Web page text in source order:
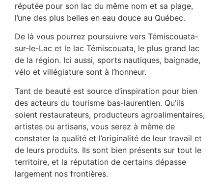
réputée pour son lac du même nom et sa plage,
l’une des plus belles en eau douce au Québec.
De là vous pourrez poursuivre vers Témiscouata-
sur-le-Lac et le lac Témiscouata, le plus grand lac
de la région. Ici aussi, sports nautiques, baignade,
vélo et villégiature sont à l’honneur.
Tant de beauté est source d’inspiration pour bien
des acteurs du tourisme bas-laurentien. Qu’ils
soient restaurateurs, producteurs agroalimentaires,
artistes ou artisans, vous serez à même de
constater la qualité et l’originalité de leur travail et
de leurs produits. Ils sont bien présents sur tout le
territoire, et la réputation de certains dépasse
largement nos frontières.